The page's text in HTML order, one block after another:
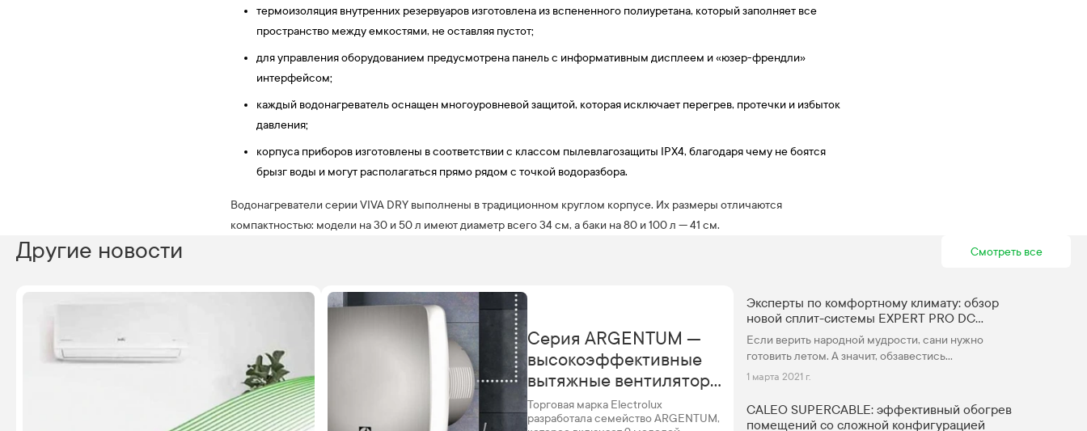
термоизоляция внутренних резервуаров изготовлена из вспененного полиуретана, который заполняет все
пространство между емкостями, не оставляя пустот;
для управления оборудованием предусмотрена панель с информативным дисплеем и «юзер-френдли»
интерфейсом;
каждый водонагреватель оснащен многоуровневой защитой, которая исключает перегрев, протечки и избыток
давления;
корпуса приборов изготовлены в соответствии с классом пылевлагозащиты IPX4, благодаря чему не боятся
брызг воды и могут располагаться прямо рядом с точкой водоразбора.
Водонагреватели серии VIVA DRY выполнены в традиционном круглом корпусе. Их размеры отличаются
компактностью: модели на 30 и 50 л имеют диаметр всего 34 см, а баки на 80 и 100 л — 41 см.
Другие новости Смотреть все
Серия ARGENTUM —
высокоэффективные
вытяжные вентиляторы
Electrolux
Торговая марка Electrolux
разработала семейство ARGENTUM,
Эксперты по комфортному климату: обзор
новой сплит-системы EXPERT PRO DC
INVERTER от Hisense
Если верить народной мудрости, сани нужно
готовить летом. А значит, обзавестись
кондиционером стоит зимой, когда спрос на это
специалисты по монтажу свободны. И сегодня мы
рассмотрим новинку среди кондиционеров —
1 марта 2021 г.
CALEO SUPERCABLE: эффективный обогрев
помещений со сложной конфигурацией